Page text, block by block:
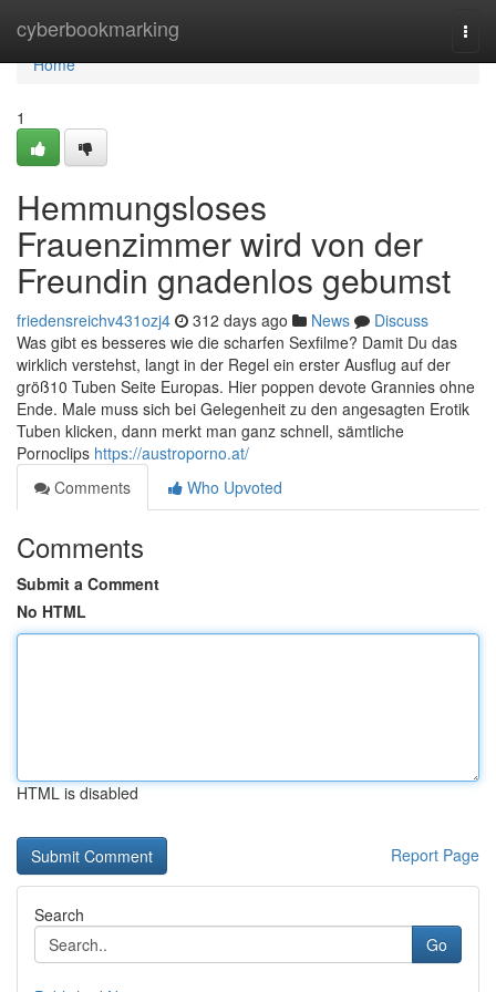
cyberbookmarking
Home
Home
1
Hemmungsloses
Frauenzimmer wird von der
Freundin gnadenlos gebumst
friedensreichv431ozj4 312 days ago News
Discuss
Was gibt es besseres wie die scharfen Sexfilme? Damit Du das
wirklich verstehst, langt in der Regel ein erster Ausflug auf der
größ10 Tuben Seite Europas. Hier poppen devote Grannies ohne
Ende. Male muss sich bei Gelegenheit zu den angesagten Erotik
Tuben klicken, dann merkt man ganz schnell, sämtliche
Pornoclips https://austroporno.at/
Comments
Who Upvoted
Comments
Submit a Comment
No HTML
HTML is disabled
Report Page
Search
Go